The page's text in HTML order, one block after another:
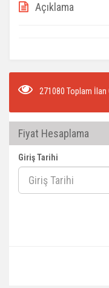
Açıklama
271080 Toplam
Fiyat Hesaplama
Giriş Tarihi